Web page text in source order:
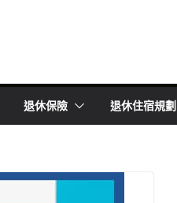
退休保險 退休住宿規劃